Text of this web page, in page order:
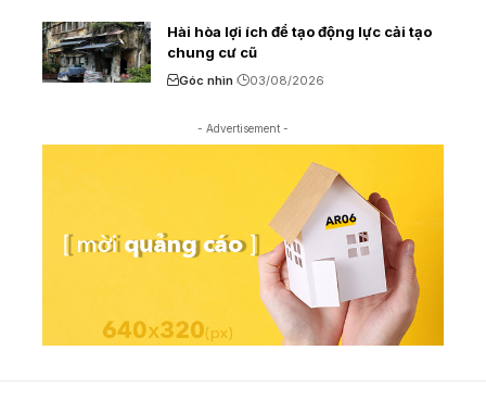
Hài hòa lợi ích để tạo động lực cải tạo
chung cư cũ
Góc nhìn 03/08/2026
- Advertisement -